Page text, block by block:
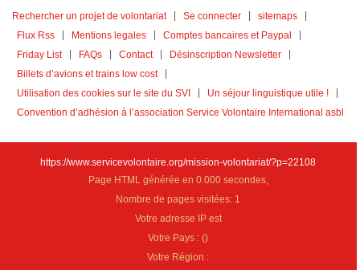
Rechercher un projet de volontariat Se connecter
sitemaps
Flux Rss
Mentions legales
Comptes bancaires et Paypal
Friday List
FAQs Contact
Désinscription Newsletter
Billets d’avions et trains low cost
Utilisation des cookies sur le site du SVI
Un séjour linguistique utile !
Convention d’adhésion à l’association Service Volontaire International asbl
https://www.servicevolontaire.org/mission-volontariat/?p=22108
Page HTML générée en 0.000 secondes,
Nombre de pages visitées: 1
Votre adresse IP est
Votre Pays :()
Votre Région :